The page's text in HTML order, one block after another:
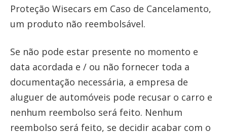
Proteção Wisecars em Caso de Cancelamento,
um produto não reembolsável.
Se não pode estar presente no momento e
data acordada e / ou não fornecer toda a
documentação necessária, a empresa de
aluguer de automóveis pode recusar o carro e
nenhum reembolso será feito. Nenhum
reembolso será feito, se decidir acabar com o